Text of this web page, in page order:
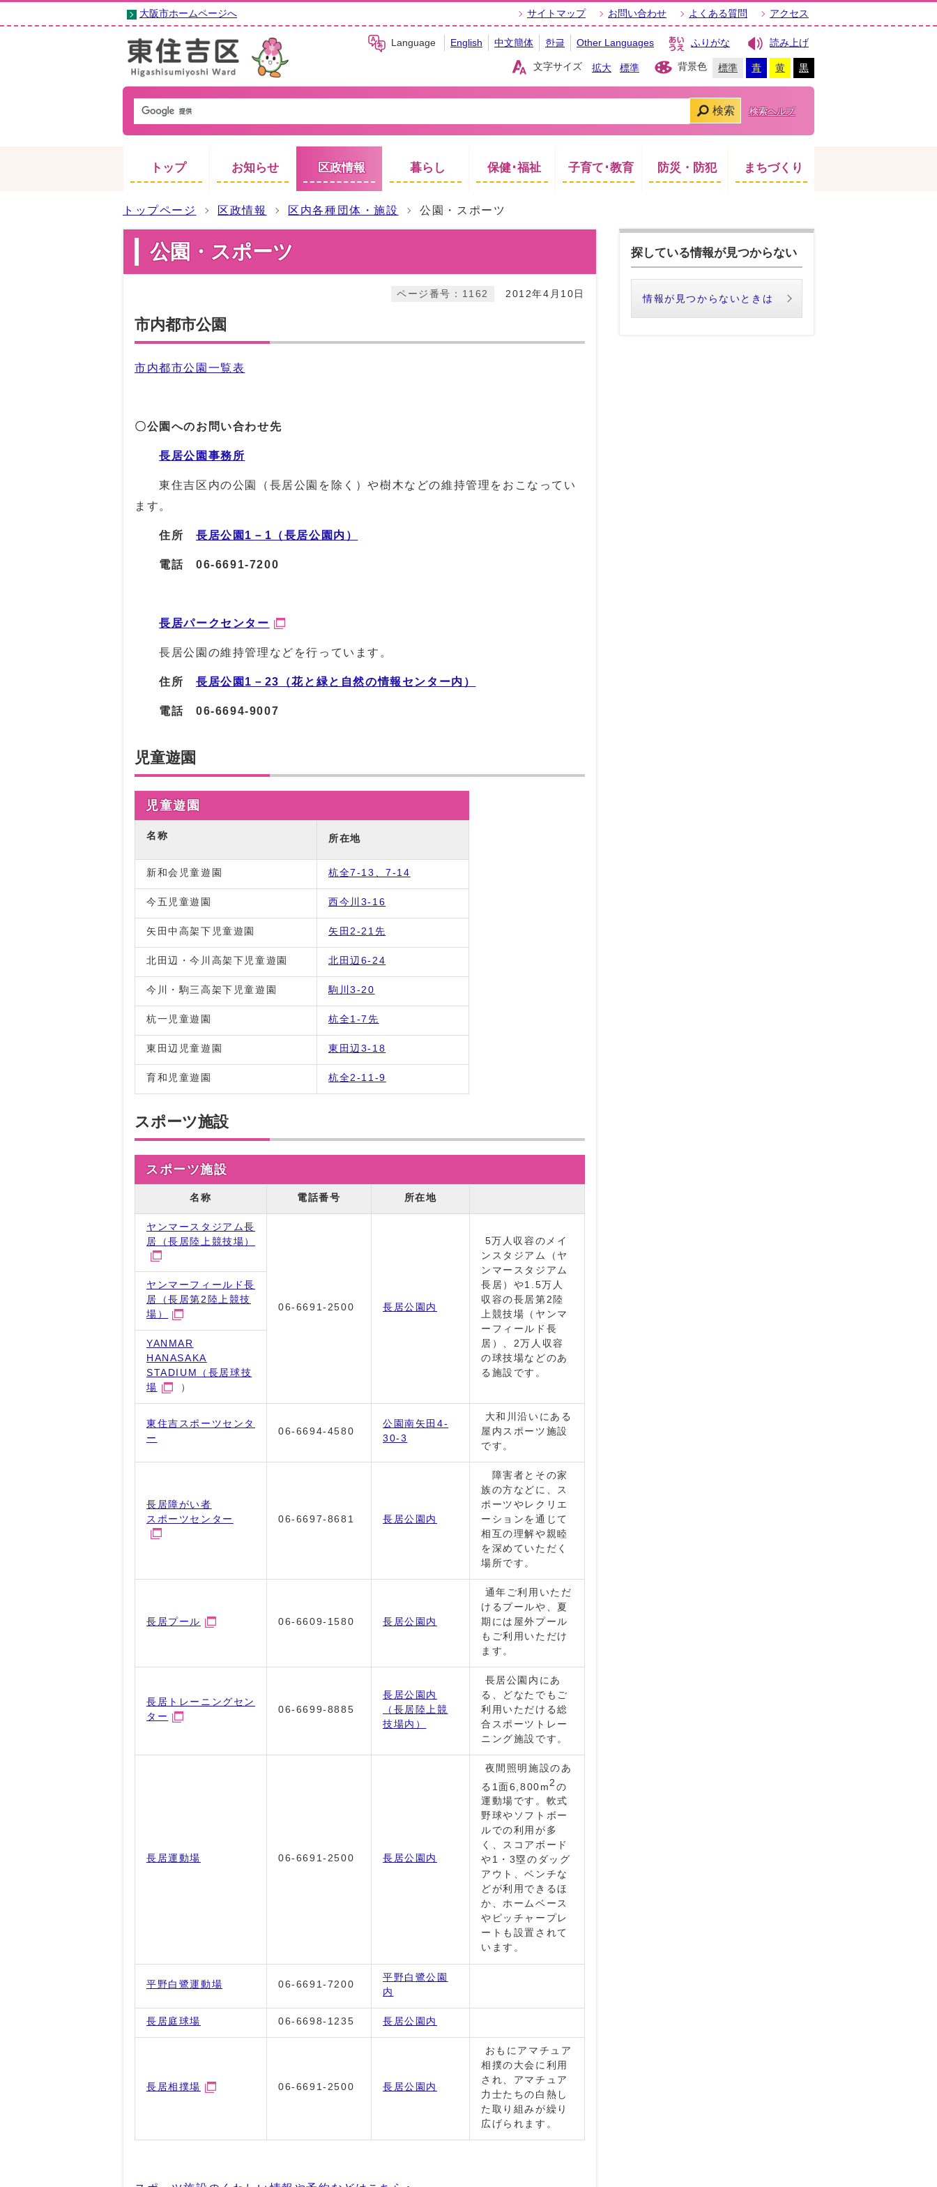
大阪市ホームページへ サイトマップ お問い合わせ よくある質問 アクセス
Language English 中文簡体 한글 Other Languages ふりがな 読み上げ
文字サイズ 拡大 標準 背景色 標準 青 黄 黒
検索 検索ヘルプ
トップ お知らせ 区政情報 暮らし 保健･福祉 子育て･教育 防災・防犯 まちづくり
トップページ 区政情報 区内各種団体・施設 公園・スポーツ
公園・スポーツ
2012年4月10日
ページ番号：1162
市内都市公園
市内都市公園一覧表
〇公園へのお問い合わせ先
長居公園事務所
東住吉区内の公園（長居公園を除く）や樹木などの維持管理をおこなってい
ます。
住所 長居公園1－1（長居公園内）
電話 06-6691-7200
長居パークセンター
長居公園の維持管理などを行っています。
住所長居公園1－23（花と緑と自然の情報センター内）
電話 06-6694-9007
児童遊園
児童遊園
名称 所在地
新和会児童遊園 杭全7-13、7-14
今五児童遊園 西今川3-16
矢田中高架下児童遊園 矢田2-21先
北田辺・今川高架下児童遊園 北田辺6-24
今川・駒三高架下児童遊園 駒川3-20
杭一児童遊園 杭全1-7先
東田辺児童遊園 東田辺3-18
育和児童遊園 杭全2-11-9
スポーツ施設
スポーツ施設
名称 電話番号 所在地
ヤンマースタジアム長
居（長居陸上競技場）
06-6691-2500 長居公園内
5万人収容のメイ
ンスタジアム（ヤ
ンマースタジアム
長居）や1.5万人
収容の長居第2陸
上競技場（ヤンマ
ーフィールド長
居）、2万人収容
の球技場などのあ
る施設です。
ヤンマーフィールド長
居（長居第2陸上競技
場）
YANMAR
HANASAKA
STADIUM（長居球技
場
）
東住吉スポーツセンタ
ー
06-6694-4580
公園南矢田4-
30-3
大和川沿いにある
屋内スポーツ施設
です。
長居障がい者
スポーツセンター
06-6697-8681 長居公園内
障害者とその家
族の方などに、ス
ポーツやレクリエ
ーションを通じて
相互の理解や親睦
を深めていただく
場所です。
長居プール 06-6609-1580 長居公園内
通年ご利用いただ
けるプールや、夏
期には屋外プール
もご利用いただけ
ます。
長居トレーニングセン
ター
06-6699-8885
長居公園内
（長居陸上競
技場内）
長居公園内にあ
る、どなたでもご
利用いただける総
合スポーツトレー
ニング施設です。
長居運動場 06-6691-2500 長居公園内
夜間照明施設のあ
る1面6,800m2の
運動場です。軟式
野球やソフトボー
ルでの利用が多
く、スコアボード
や1・3塁のダッグ
アウト、ベンチな
どが利用できるほ
か、ホームベース
やピッチャープレ
ートも設置されて
います。
平野白鷺運動場 06-6691-7200
平野白鷺公園
内
長居庭球場 06-6698-1235 長居公園内
長居相撲場 06-6691-2500 長居公園内
おもにアマチュア
相撲の大会に利用
され、アマチュア
力士たちの白熱し
た取り組みが繰り
広げられます。
探している情報が見つからない
情報が見つからないときは